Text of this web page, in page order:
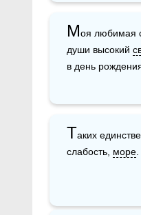
Моя любимая
души высокий
в день
Таких
слабость, море